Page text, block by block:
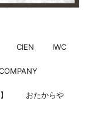
CIEN IWC
おたからや